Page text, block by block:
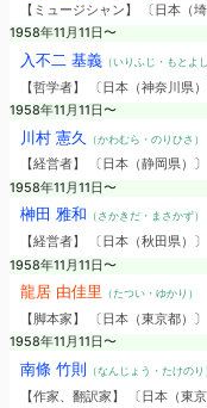
【ミュージシャン】 〔日本（
1958年11月11日〜
入不二 基義（いりふじ・もとよし
【哲学者】 〔日本（神奈川県）
1958年11月11日〜
川村 憲久 （かわむら・のりひさ）
【経営者】 〔日本（静岡県）
1958年11月11日〜
榊田 雅和 （さかきだ・まさかず）
【経営者】 〔日本（秋田県）
1958年11月11日〜
龍居 由佳里 （たつい・ゆかり）
【脚本家】 〔日本（東京都）〕
1958年11月11日〜
南條 竹則 （なんじょう・たけのり
【作家、翻訳家】 〔日本（東京